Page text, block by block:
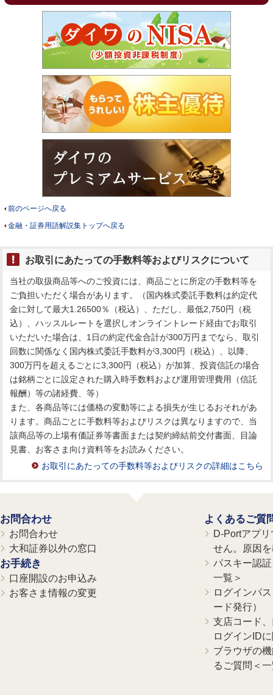
前のページへ戻る
金融・証券用語解説集トップへ戻る
お取引にあたっての手数料等およびリスクについて
当社の取扱商品等へのご投資には、商品ごとに所定の手数料等を
ご負担いただく場合があります。（国内株式委託手数料は約定代
金に対して最大1.26500％（税込）、ただし、最低2,750円（税
込）、ハッスルレートを選択しオンライントレード経由でお取引
いただいた場合は、1日の約定代金合計が300万円までなら、取引
回数に関係なく国内株式委託手数料が3,300円（税込）、以降、
300万円を超えるごとに3,300円（税込）が加算、投資信託の場合
は銘柄ごとに設定された購入時手数料および運用管理費用（信託
報酬）等の諸経費、等）
また、各商品等には価格の変動等による損失が生じるおそれがあ
ります。商品ごとに手数料等およびリスクは異なりますので、当
該商品等の上場有価証券等書面または契約締結前交付書面、目論
見書、お客さま向け資料等をお読みください。
お取引にあたっての手数料等およびリスクの詳細はこちら
お問合わせ
お問合わせ
大和証券以外の窓口
お手続き
口座開設のお申込み
お客さま情報の変更
よくあるご質
D-Portアプ
せん。原因
パスキー認
一覧＞
ログインパ
ード発行）
支店コード
ログインID
ブラウザの
るご質問＜